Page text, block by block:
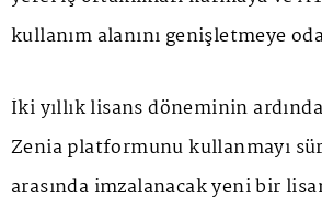
kullanım alanını genişletmeye
İki yıllık lisans döneminin
Zenia platformunu kullanmayı
arasında imzalanacak yeni bir